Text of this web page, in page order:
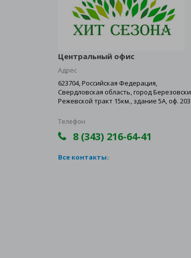
Центральный офис
Адрес
623704, Российская Федерация,
Свердловская область, город
Режевской тракт 15км., здание 5А, оф. 203
Телефон
8 (343) 216-64-41
Все контакты